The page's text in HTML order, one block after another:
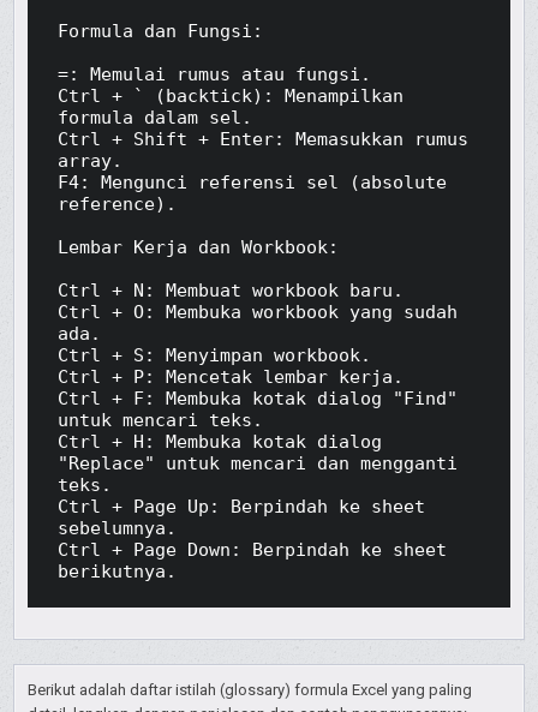
Formula dan Fungsi:
=: Memulai rumus atau fungsi.
Ctrl + ` (backtick): Menampilkan
formula dalam sel.
Ctrl + Shift + Enter: Memasukkan rumus
array.
F4: Mengunci referensi sel (absolute
reference).
Lembar Kerja dan Workbook:
Ctrl + N: Membuat workbook baru.
Ctrl + O: Membuka workbook yang sudah
ada.
Ctrl + S: Menyimpan workbook.
Ctrl + P: Mencetak lembar kerja.
Ctrl + F: Membuka kotak dialog "Find"
untuk mencari teks.
Ctrl + H: Membuka kotak dialog
"Replace" untuk mencari dan mengganti
teks.
Ctrl + Page Up: Berpindah ke sheet
sebelumnya.
Ctrl + Page Down: Berpindah ke sheet
berikutnya.
Berikut adalah daftar istilah (glossary) formula Excel yang paling